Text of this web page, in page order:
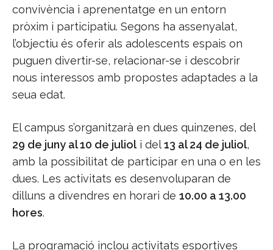
convivència i aprenentatge en un entorn
pròxim i participatiu. Segons ha assenyalat,
l’objectiu és oferir als adolescents espais on
puguen divertir-se, relacionar-se i descobrir
nous interessos amb propostes adaptades a la
seua edat.
El campus s’organitzarà en dues quinzenes, del
29 de juny al 10 de julioli del13 al 24 de juliol,
amb la possibilitat de participar en una o en les
dues. Les activitats es desenvoluparan de
dilluns a divendres en horari de 10.00 a 13.00
hores.
La programació inclou activitats esportives